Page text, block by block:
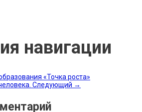
навигации
«Точка роста»
Следующий →